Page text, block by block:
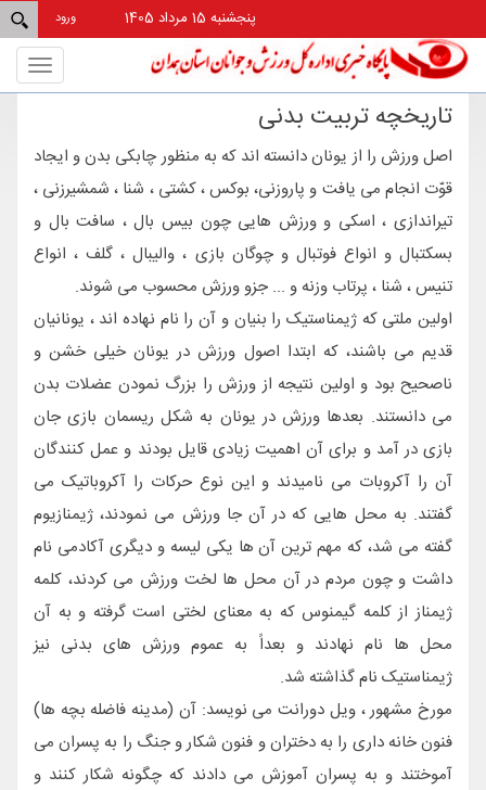
ورود
پنجشنبه 15 مرداد 1405
تاریخچه تربیت بدنی
اصل ورزش را از یونان دانسته اند که به منظور چابکی بدن و ایجاد
قوّت انجام می یافت و پاروزنی، بوکس ، کشتی ، شنا ، شمشیرزنی ،
تیراندازی ، اسکی و ورزش هایی چون بیس بال ، سافت بال و
بسکتبال و انواع فوتبال و چوگان بازی ، والیبال ، گلف ، انواع
تنیس ، شنا ، پرتاب وزنه و ... جزو ورزش محسوب می شوند.
اولین ملتی که ژیمناستیک را بنیان و آن را نام نهاده اند ، یونانیان
قدیم می باشند، که ابتدا اصول ورزش در یونان خیلی خشن و
ناصحیح بود و اولین نتیجه از ورزش را بزرگ نمودن عضلات بدن
می دانستند. بعدها ورزش در یونان به شکل ریسمان بازی جان
بازی در آمد و برای آن اهمیت زیادی قایل بودند و عمل کنندگان
آن را آکروبات می نامیدند و این نوع حرکات را آکروباتیک می
گفتند. به محل هایی که در آن جا ورزش می نمودند، ژیمنازیوم
گفته می شد، که مهم ترین آن ها یکی لیسه و دیگری آکادمی نام
داشت و چون مردم در آن محل ها لخت ورزش می کردند، کلمه
ژیمناز از کلمه گیمنوس که به معنای لختی است گرفته و به آن
محل ها نام نهادند و بعداً به عموم ورزش های بدنی نیز
ژیمناستیک نام گذاشته شد.
مورخ مشهور ، ویل دورانت می نویسد: آن (مدینه فاضله بچه ها)
فنون خانه داری را به دختران و فنون شکار و جنگ را به پسران می
آموختند و به پسران آموزش می دادند که چگونه شکار کنند و